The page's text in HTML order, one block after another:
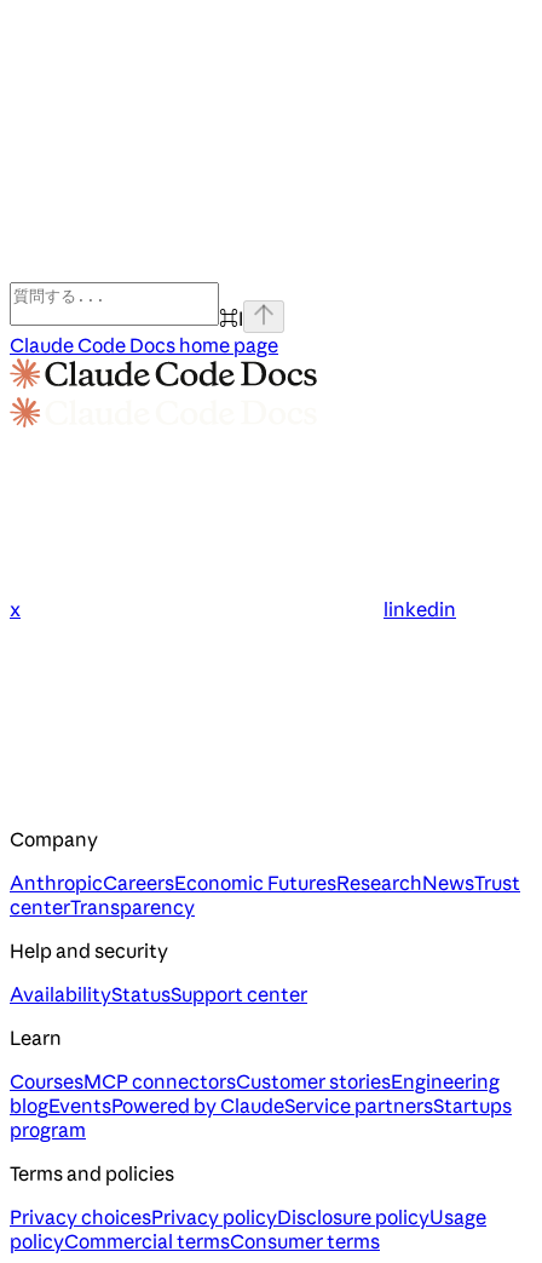
⌘I
Claude Code Docs home page
x linkedin
Company
AnthropicCareersEconomic FuturesResearchNewsTrust
centerTransparency
Help and security
AvailabilityStatusSupport center
Learn
CoursesMCP connectorsCustomer storiesEngineering
blogEventsPowered by ClaudeService partnersStartups
program
Terms and policies
Privacy choicesPrivacy policyDisclosure policyUsage
policyCommercial termsConsumer terms